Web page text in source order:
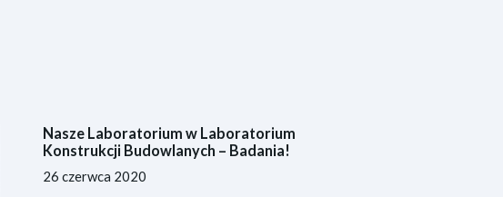
Nasze Laboratorium w Laboratorium
Konstrukcji Budowlanych – Badania!
26 czerwca 2020